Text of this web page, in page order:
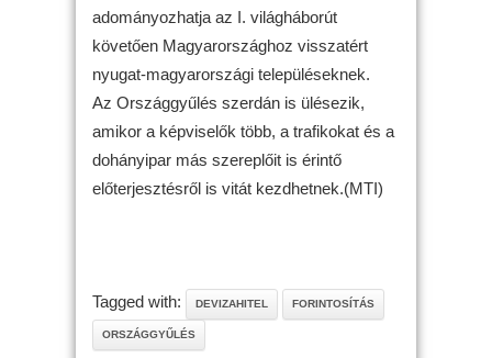
adományozhatja az I. világháborút
követően Magyarországhoz visszatért
nyugat-magyarországi településeknek.
Az Országgyűlés szerdán is ülésezik,
amikor a képviselők több, a trafikokat és a
dohányipar más szereplőit is érintő
előterjesztésről is vitát kezdhetnek.(MTI)
Tagged with: DEVIZAHITEL FORINTOSÍTÁS
ORSZÁGGYŰLÉS